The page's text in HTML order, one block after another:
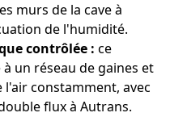
murs de la cave à
de l'humidité.
contrôlée : ce
un réseau de gaines et
constamment, avec
flux à Autrans.